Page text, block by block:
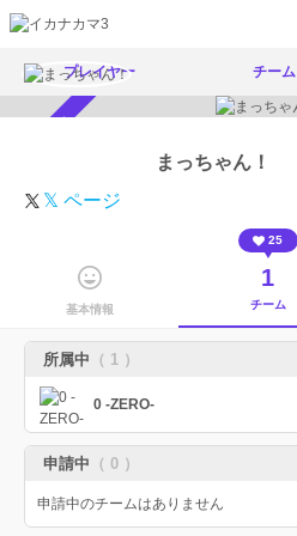
プレイヤー チーム
まっちゃん！
𝕏 ページ
基本情報
25
1
チーム
所属中 （ 1 ）
0 -ZERO-
申請中 （ 0 ）
申請中のチームはありません